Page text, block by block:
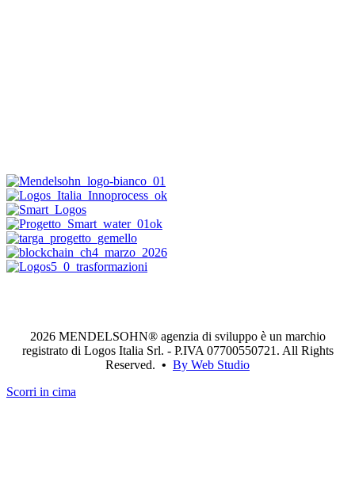
2026 MENDELSOHN® agenzia di sviluppo è un marchio
registrato di Logos Italia Srl. - P.IVA 07700550721. All Rights
Reserved. • By Web Studio
Scorri in cima